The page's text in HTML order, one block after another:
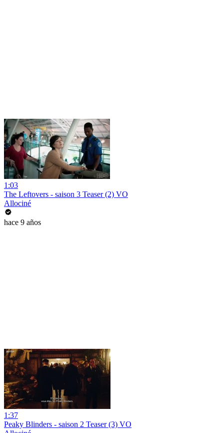
1:03
The Leftovers - saison 3 Teaser (2) VO
Allociné
hace 9 años
1:37
Peaky Blinders - saison 2 Teaser (3) VO